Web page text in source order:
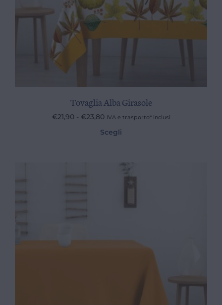
Tovaglia Alba Girasole
€21,90 - €23,80 IVA e trasporto* inclusi
Scegli